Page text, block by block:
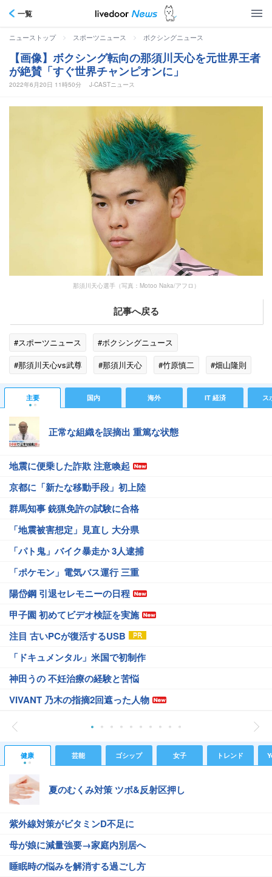
一覧
ニューストップ > スポーツニュース > ボクシングニュース
【画像】ボクシング転向の那須川天心を元世界王者
が絶賛「すぐ世界チャンピオンに」
2022年6月20日 11時50分 J-CASTニュース
那須川天心選手（写真：Motoo Naka/アフロ）
記事へ戻る
#スポーツニュース
#ボクシングニュース
#那須川天心vs武尊
#那須川天心 #竹原慎二
#畑山隆則
#スポーツニュース・トピックス
主要 国内 海外 IT 経済 ス
正常な組織を誤摘出 重篤な状態
地震に便乗した詐欺 注意喚起
京都に「新たな移動手段」初上陸
群馬知事 銃猟免許の試験に合格
「地震被害想定」見直し 大分県
「パト鬼」バイク暴走か 3人逮捕
「ポケモン」電気バス運行 三重
陽岱鋼 引退セレモニーの日程
甲子園 初めてビデオ検証を実施
注目 古いPCが復活するUSB
「ドキュメンタル」米国で初制作
神田うの 不妊治療の経験と苦悩
VIVANT 乃木の指摘2回遮った人物
健康 芸能 ゴシップ 女子 トレンド
夏のむくみ対策 ツボ&反射区押し
紫外線対策がビタミンD不足に
母が娘に減量強要→家庭内別居へ
睡眠時の悩みを解消する過ごし方